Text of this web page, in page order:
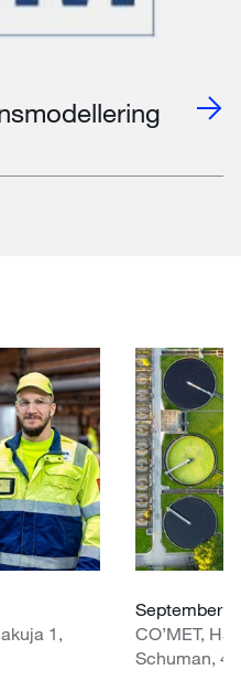
1,
September
CO’MET,
Schuman,